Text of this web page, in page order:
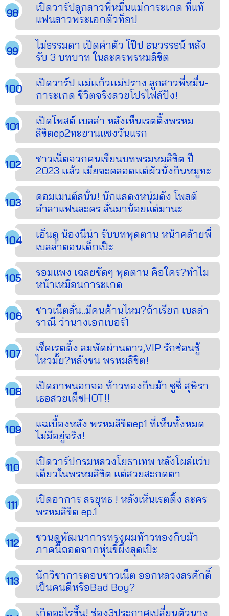
เปิดวาร์ปลูกสาวพี่หมื่นแม่การะเกด ที่แท้
แฟนสาวพระเอกตัวท็อป
ไม่ธรรมดา เปิดค่าตัว โป๊ป ธนวรรธน์ หลัง
รับ 3 บทบาท ในละครพรหมลิขิต
เปิดวาร์ป เเม่เเก้วเเม่ปราง ลูกสาวพี่หมื่น-
การะเกด ชีวิตจริงสวยโปรไฟล์ปัง!
เปิดโพสต์ เบลล่า หลังเห็นเรตติ้งพรหม
ลิขิตep2ทะยานแซงวันแรก
ชาวเน็ตจวกคนเขียนบทพรมหมลิขิต ปี
2023 เเล้ว เมียจะคลอดเเต่ผัวนั่งกินหมูทะ
คอมเมนต์สนั่น! นักแสดงหนุ่มดัง โพสต์
อำลาแฟนละคร ลั่นมาน้อยแต่มานะ
เอ็นดู น้องนีน่า รับบทพุดตาน หน้าคล้ายพี่
เบลล่าตอนเด็กเป๊ะ
รอมแพง เฉลยชัดๆ พุดตาน คือใคร?ทำไม
หน้าเหมือนการะเกด
ชาวเน็ตลั่น..มีคนค้านไหม?ถ้าเรียก เบลล่า
ราณี ว่านางเอกเบอร์1
เช็คเรตติ้ง ลมพัดผ่านดาว,VIP รักซ่อนชู้
ไหวมั้ย?หลังชน พรหมลิขิต!
เปิดภาพนอกจอ ท้าวทองกีบม้า ซูซี่ สุษิรา
เธอสวยเผ็ชHOT!!
แฉเบื้องหลัง พรหมลิขิตep1 ที่เห็นทั้งหมด
ไม่มีอยู่จริง!
เปิดวาร์ปกรมหลวงโยธาเทพ หลังโผล่แว่บ
เดียวในพรหมลิขิต แต่สวยสะกดตา
เปิดอาการ สรยุทธ ! หลังเห็นเรตติ้ง ละคร
พรหมลิขิต ep.1
ชวนดูพัฒนาการทรงผมท้าวทองกีบม้า
ภาคนี้ถอดจากหุ่นขี้ผึ้งสุดเป๊ะ
นักวิชาการตอบชาวเน็ต ออกหลวงสรศักดิ์
เป็นคนดีหรือBad Boy?
เกิดอะไรขึ้น! ช่อง3ประกาศเปลี่ยนตัวนาง